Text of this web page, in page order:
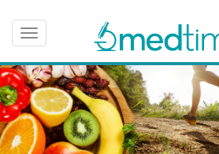
Toggle
navigation